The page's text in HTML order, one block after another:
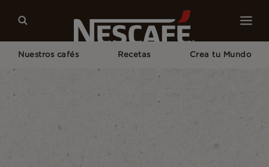
Nuestros cafés Recetas Crea tu Mundo